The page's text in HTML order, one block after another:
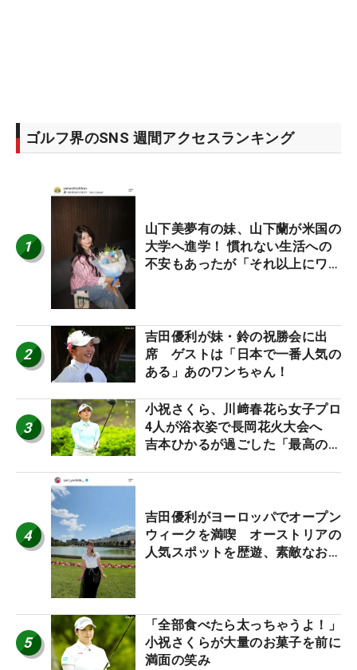
ゴルフ界のSNS 週間アクセスランキング
1
山下美夢有の妹、山下蘭が米国の
大学へ進学！ 慣れない生活への
不安もあったが「それ以上にワク
2
吉田優利が妹・鈴の祝勝会に出
席 ゲストは「日本で一番人気の
ある」あのワンちゃん！
3
小祝さくら、川﨑春花ら女子プロ
4人が浴衣姿で長岡花火大会へ
吉本ひかるが過ごした「最高の夏
4
吉田優利がヨーロッパでオープン
ウィークを満喫 オーストリアの
人気スポットを歴遊、素敵なお土
5
「全部食べたら太っちゃうよ！」
小祝さくらが大量のお菓子を前に
満面の笑み